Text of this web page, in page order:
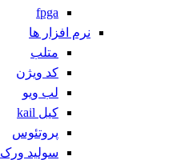
fpga
نرم افزار ها
متلب
کد ویژن
لب ویو
کیل kail
پروتئوس
سولید ورک